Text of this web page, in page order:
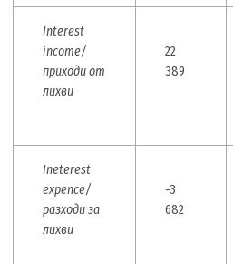
Interest
income/
приходи от
лихви
22
389
Ineterest
expence/
разходи за
лихви
-3
682